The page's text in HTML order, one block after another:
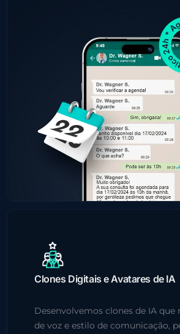
Clones Digitais e Avatares de IA
Desenvolvemos clones de IA
de voz e estilo de comunicação,